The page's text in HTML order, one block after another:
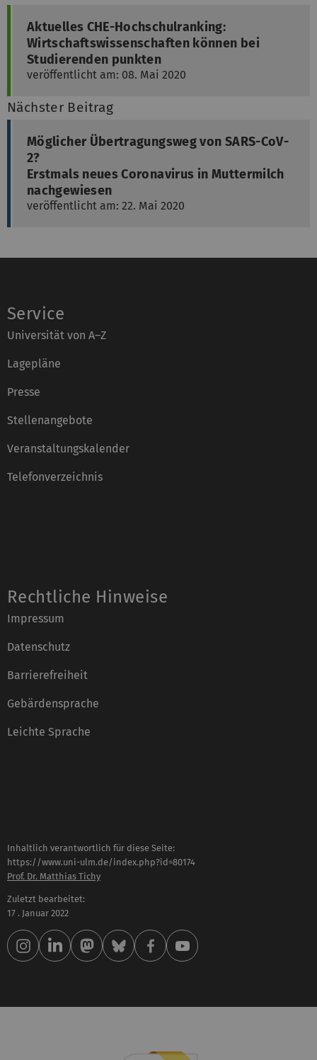
Aktuelles CHE-Hochschulranking:
Wirtschaftswissenschaften können bei
Studierenden punkten
veröffentlicht am: 08. Mai 2020
Nächster Beitrag
Möglicher Übertragungsweg von SARS-CoV-
2?
Erstmals neues Coronavirus in Muttermilch
nachgewiesen
veröffentlicht am: 22. Mai 2020
Service
Universität von A–Z
Lagepläne
Presse
Stellenangebote
Veranstaltungskalender
Telefonverzeichnis
Rechtliche Hinweise
Impressum
Datenschutz
Barrierefreiheit
Gebärdensprache
Leichte Sprache
Inhaltlich verantwortlich für diese Seite:
https://www.uni-ulm.de/index.php?id=80174
Prof. Dr. Matthias Tichy
Zuletzt bearbeitet:
17 . Januar 2022